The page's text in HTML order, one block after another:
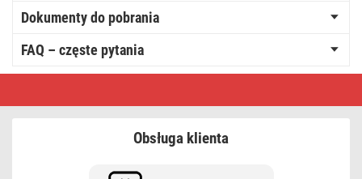
Dokumenty do pobrania
FAQ – częste pytania
Profi
Obsługa klienta